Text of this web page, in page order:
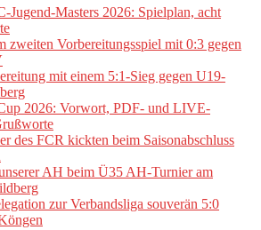
Jugend-Masters 2026: Spielplan, acht
zweiten Vorbereitungsspiel mit 0:3 gegen
mit einem 5:1-Sieg gegen U19-
2026: Vorwort, PDF- und LIVE-
des FCR kickten beim Saisonabschluss
AH beim Ü35 AH-Turnier am
zur Verbandsliga souverän 5:0